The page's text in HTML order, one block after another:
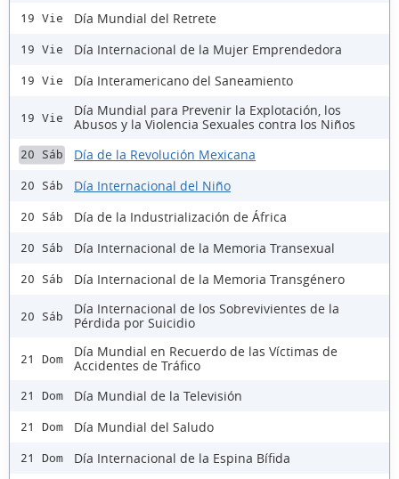
19 Vie Día Mundial del Retrete
19 Vie Día Internacional de la Mujer Emprendedora
19 Vie Día Interamericano del Saneamiento
19 Vie
Día Mundial para Prevenir la Explotación, los
Abusos y la Violencia Sexuales contra los Niños
20 Sáb Día de la Revolución Mexicana
20 Sáb Día Internacional del Niño
20 Sáb Día de la Industrialización de África
20 Sáb Día Internacional de la Memoria Transexual
20 Sáb Día Internacional de la Memoria Transgénero
20 Sáb
Día Internacional de los Sobrevivientes de la
Pérdida por Suicidio
21 Dom
Día Mundial en Recuerdo de las Víctimas de
Accidentes de Tráfico
21 Dom Día Mundial de la Televisión
21 Dom Día Mundial del Saludo
21 Dom Día Internacional de la Espina Bífida